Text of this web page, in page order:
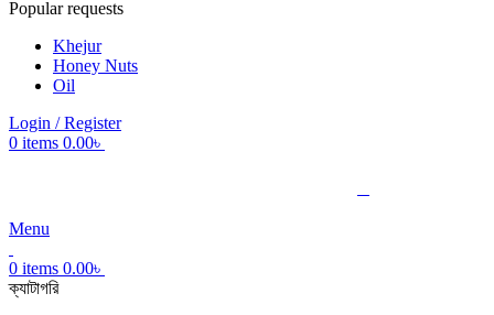
Popular requests
Khejur
Honey Nuts
Oil
Login / Register
0 items 0.00৳
Menu
0 items 0.00৳
ক্যাটাগরি